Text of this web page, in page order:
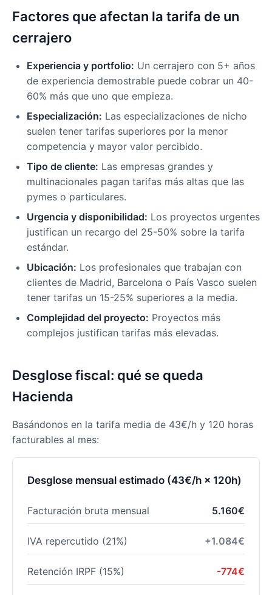
Factores que afectan la tarifa de un
cerrajero
Experiencia y portfolio: Un cerrajero con 5+ años
de experiencia demostrable puede cobrar un 40-
60% más que uno que empieza.
Especialización: Las especializaciones de nicho
suelen tener tarifas superiores por la menor
competencia y mayor valor percibido.
Tipo de cliente: Las empresas grandes y
multinacionales pagan tarifas más altas que las
pymes o particulares.
Urgencia y disponibilidad: Los proyectos urgentes
justifican un recargo del 25-50% sobre la tarifa
estándar.
Ubicación: Los profesionales que trabajan con
clientes de Madrid, Barcelona o País Vasco suelen
tener tarifas un 15-25% superiores a la media.
Complejidad del proyecto: Proyectos más
complejos justifican tarifas más elevadas.
Desglose fiscal: qué se queda
Hacienda
Basándonos en la tarifa media de 43€/h y 120 horas
facturables al mes:
Desglose mensual estimado (43€/h × 120h)
Facturación bruta mensual 5.160€
IVA repercutido (21%) +1.084€
Retención IRPF (15%) -774€